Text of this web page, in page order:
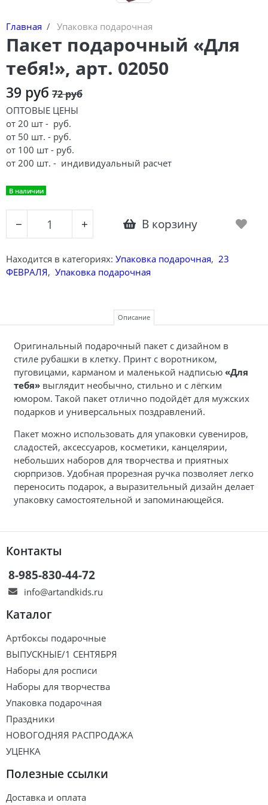
Главная Упаковка подарочная
Пакет подарочный «Для
тебя!», арт. 02050
39 руб 72 руб
ОПТОВЫЕ ЦЕНЫ
от 20 шт - руб.
от 50 шт. - руб.
от 100 шт - руб.
от 200 шт. - индивидуальный расчет
В наличии
− + В корзину
Находится в категориях: Упаковка подарочная, 23
ФЕВРАЛЯ, Упаковка подарочная
Описание
Оригинальный подарочный пакет с дизайном в
стиле рубашки в клетку. Принт с воротником,
пуговицами, карманом и маленькой надписью «Для
тебя»выглядит необычно, стильно и с лёгким
юмором. Такой пакет отлично подойдёт для мужских
подарков и универсальных поздравлений.
Пакет можно использовать для упаковки сувениров,
сладостей, аксессуаров, косметики, канцелярии,
небольших наборов для творчества и приятных
сюрпризов. Удобная прорезная ручка позволяет легко
переносить подарок, а выразительный дизайн делает
упаковку самостоятельной и запоминающейся.
Контакты
8-985-830-44-72
info@artandkids.ru
Каталог
Артбоксы подарочные
ВЫПУСКНЫЕ/1 СЕНТЯБРЯ
Наборы для росписи
Наборы для творчества
Упаковка подарочная
Праздники
НОВОГОДНЯЯ РАСПРОДАЖА
УЦЕНКА
Полезные ссылки
Доставка и оплата